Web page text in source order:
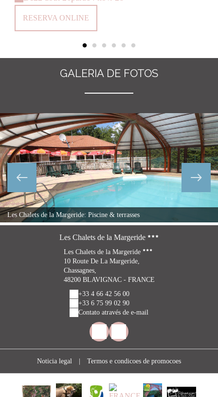
RESERVA ONLINE
GALERIA DE FOTOS
Les Chalets de la Margeride: Piscine & terrasses
Les Chalets de la Margeride
Les Chalets de la Margeride
10 Route De La Margeride,
Chassagnes,
48200 BLAVIGNAC - FRANCE
+33 4 66 42 56 00
+33 6 75 99 02 90
Contato através de e-mail
Noticia legal Termos e condicoes de promocoes